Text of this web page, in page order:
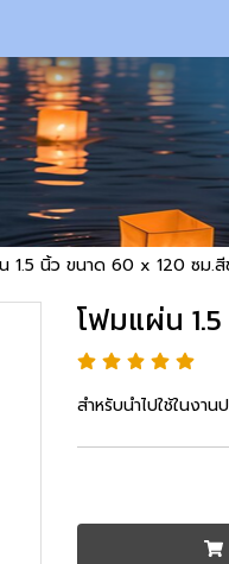
1.5 นิ้ว ขนาด 60 x 120 ซม.สี
โฟมแผ่น
สำหรับนำไปใช้ในงา